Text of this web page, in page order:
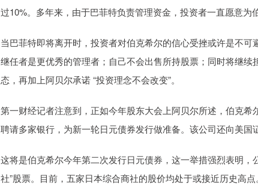
过10%。多年来，由于巴菲特负责管理资金，投资者一直愿意为
当巴菲特即将离开时，投资者对伯克希尔的信心受挫或许是不
继任者是更优秀的管理者；自己不会出售所持股票；同时将继
态，再加上阿贝尔承诺 “投资理念不会改变”。
第一财经记者注意到，正如今年股东大会上阿贝尔所述，伯克
聘请多家银行，为新一轮日元债券发行做准备。该公司还向美国
这将是伯克希尔今年第二次发行日元债券，这一举措强烈表明
社”股票。目前，五家日本综合商社的股价均处于或接近历史高点。